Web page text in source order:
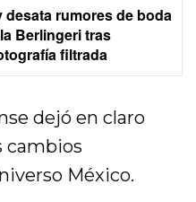
desata rumores de boda
Berlingeri tras
filtrada
dejó en claro
cambios
México.